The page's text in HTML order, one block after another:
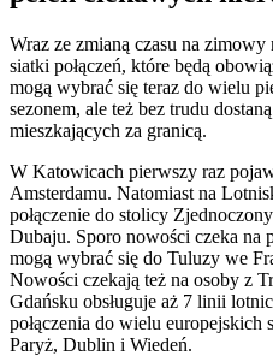
Wraz ze zmianą czasu na
siatki połączeń, które będą
mogą wybrać się teraz do wielu
sezonem, ale też bez trudu
mieszkających za granicą.
W Katowicach pierwszy raz
Amsterdamu. Natomiast na
połączenie do stolicy
Dubaju. Sporo nowości czeka
mogą wybrać się do Tuluzy we
Nowości czekają też na osoby z
Gdańsku obsługuje aż 7 linii
połączenia do wielu europejskich
Paryż, Dublin i Wiedeń.